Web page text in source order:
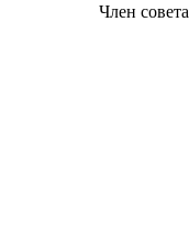
Член совета